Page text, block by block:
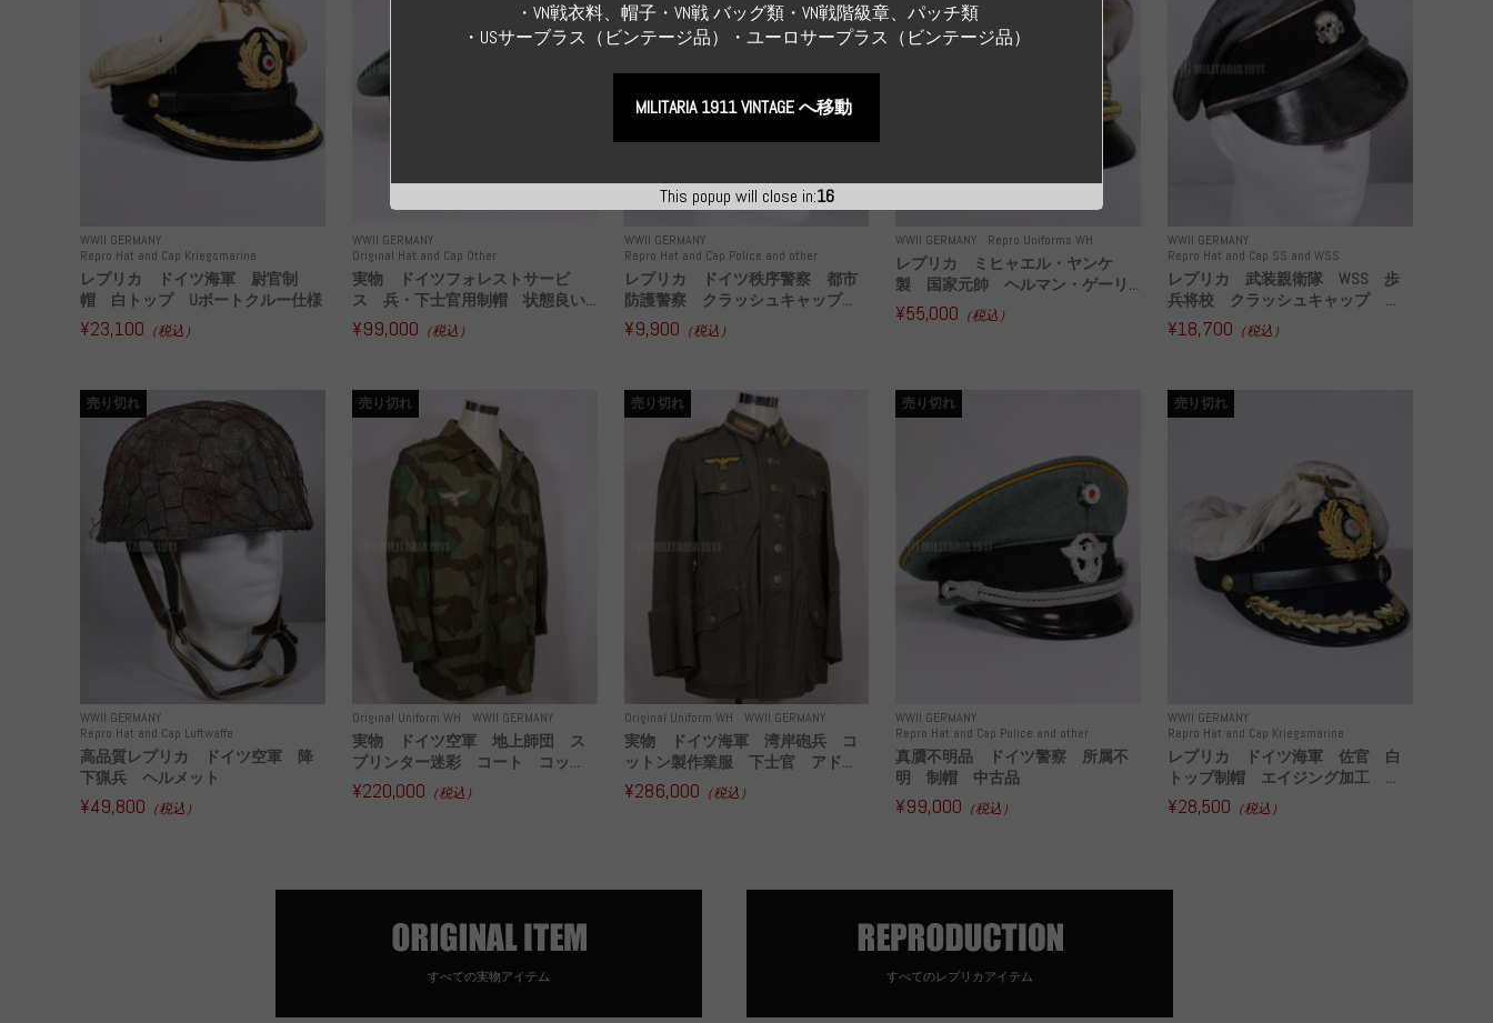
WWII GERMANY
Repro Hat and Cap Kriegsmarine
レプリカ ドイツ海軍 尉官制
帽 白トップ Uボートクルー仕様
¥23,100 （税込）
WWII GERMANY
Original Hat and Cap Other
実物 ドイツフォレストサービ
ス 兵・下士官用制帽 状態良い...
¥99,000 （税込）
WWII GERMANY
Repro Hat and Cap Police and other
レプリカ ドイツ秩序警察 都市
防護警察 クラッシュキャップ...
¥9,900 （税込）
WWII GERMANY Repro Uniforms WH
レプリカ ミヒャエル・ヤンケ
製 国家元帥 ヘルマン・ゲーリ...
¥55,000 （税込）
WWII GERMANY
Repro Hat and Cap SS and WSS
レプリカ 武装親衛隊 WSS 歩
兵将校 クラッシュキャップ ...
¥18,700 （税込）
WWII GERMANY
Repro Hat and Cap Luftwaffe
売り切れ
高品質レプリカ ドイツ空軍 降
下猟兵 ヘルメット
¥49,800 （税込）
Original Uniform WH WWII GERMANY
売り切れ
実物 ドイツ空軍 地上師団 ス
プリンター迷彩 コート コッ...
¥220,000 （税込）
Original Uniform WH WWII GERMANY
売り切れ
実物 ドイツ海軍 湾岸砲兵 コ
ットン製作業服 下士官 アド...
¥286,000 （税込）
WWII GERMANY
Repro Hat and Cap Police and other
売り切れ
真贋不明品 ドイツ警察 所属不
明 制帽 中古品
¥99,000 （税込）
WWII GERMANY
Repro Hat and Cap Kriegsmarine
売り切れ
レプリカ ドイツ海軍 佐官 白
トップ制帽 エイジング加工 ...
¥28,500 （税込）
すべての実物アイテム すべてのレプリカアイテム
This popup will close in:15
・VN戦衣料、帽子・VN戦 バッグ類・VN戦階級章、パッチ類
・USサーブラス（ビンテージ品）・ユーロサープラス（ビンテージ品）
MILITARIA 1911 VINTAGE へ移動